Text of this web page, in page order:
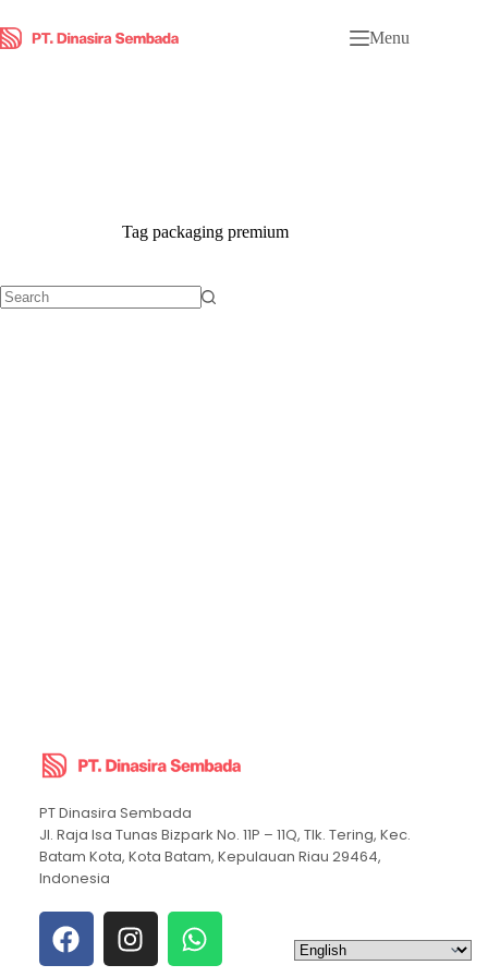
Menu
Tagpackaging premium
PT Dinasira Sembada
Jl. Raja Isa Tunas Bizpark No. 11P – 11Q, Tlk. Tering, Kec.
Batam Kota, Kota Batam, Kepulauan Riau 29464,
Indonesia